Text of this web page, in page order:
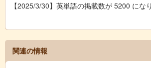
【2025/3/30】英単語の掲載数が 5200 にな
関連の情報